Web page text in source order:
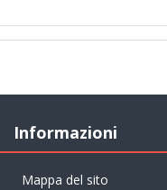
Informazioni
Mappa del sito